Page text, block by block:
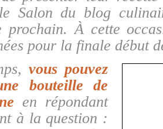
Salon du blog
prochain. À cette
pour la finale début
vous pouvez
bouteille de
en répondant
à la question :